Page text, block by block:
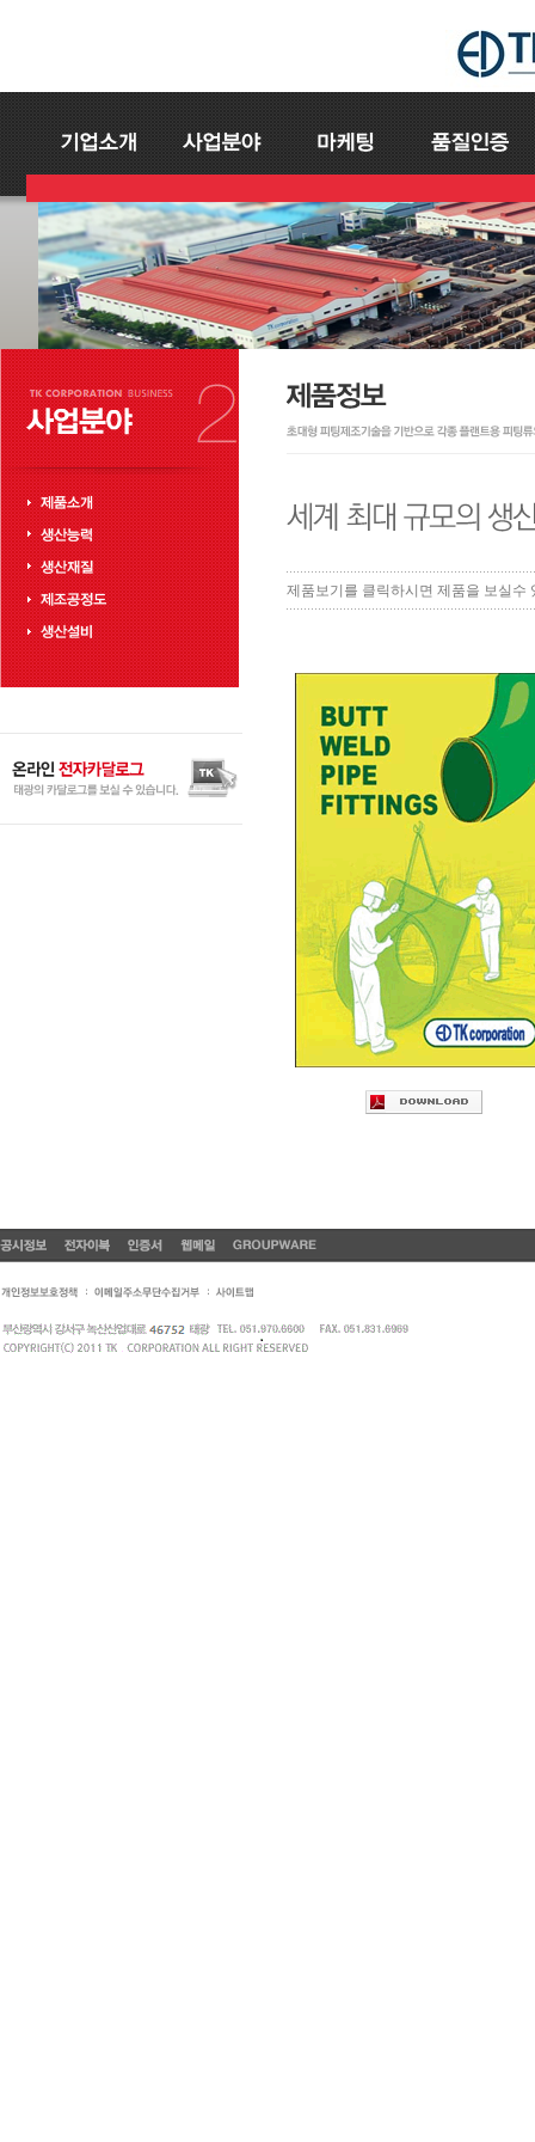
제품보기를 클릭하시면 제품을 보실수